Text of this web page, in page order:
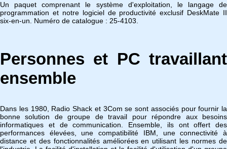
Un paquet comprenant le système d'exploitation, le langage de
programmation et notre logiciel de productivité exclusif DeskMate II
six-en-un. Numéro de catalogue : 25-4103.
Personnes et PC travaillant
ensemble
Dans les 1980, Radio Shack et 3Com se sont associés pour fournir la
bonne solution de groupe de travail pour répondre aux besoins
informatiques et de communication. Ensemble, ils ont offert des
performances élevées, une compatibilité IBM, une connectivité à
distance et des fonctionnalités améliorées en utilisant les normes de